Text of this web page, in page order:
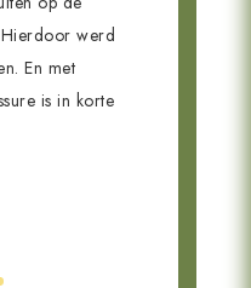
werd
En met
is in korte